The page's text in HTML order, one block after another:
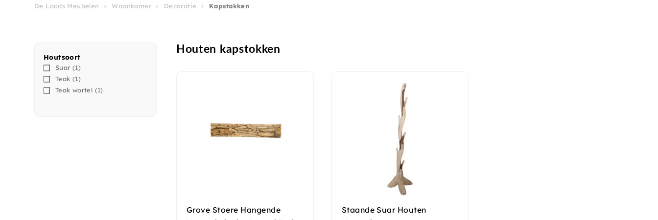
De Loods Meubelen Woonkamer Decoratie Kapstokken
Houtsoort
Suar (1)
Teak (1)
Teak wortel (1)
Houten kapstokken
Grove Stoere Hangende
Staande Suar Houten